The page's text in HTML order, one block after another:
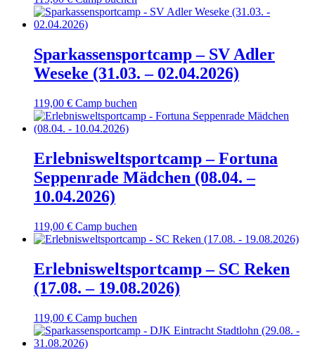
Sparkassensportcamp – SV Adler
Weseke (31.03. – 02.04.2026)
119,00 € Camp buchen
Erlebnisweltsportcamp – Fortuna
Seppenrade Mädchen (08.04. –
10.04.2026)
119,00 € Camp buchen
Erlebnisweltsportcamp – SC Reken
(17.08. – 19.08.2026)
119,00 € Camp buchen